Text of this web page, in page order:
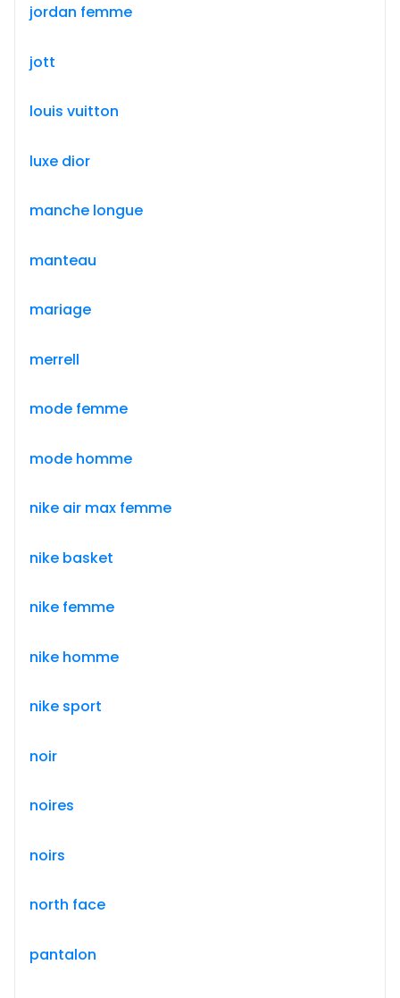
jordan femme
jott
louis vuitton
luxe dior
manche longue
manteau
mariage
merrell
mode femme
mode homme
nike air max femme
nike basket
nike femme
nike homme
nike sport
noir
noires
noirs
north face
pantalon